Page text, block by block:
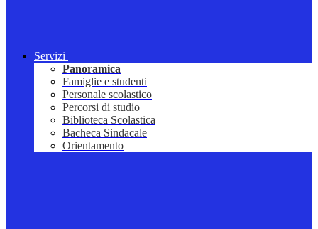
Servizi
Panoramica
Famiglie e studenti
Personale scolastico
Percorsi di studio
Biblioteca Scolastica
Bacheca Sindacale
Orientamento